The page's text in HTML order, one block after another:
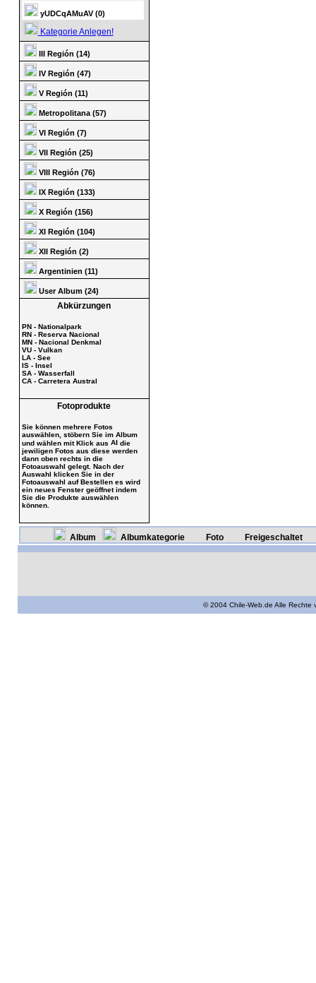
yUDCqAMuAV (0)
Kategorie Anlegen!
III Región (14)
IV Región (47)
V Región (11)
Metropolitana (57)
VI Región (7)
VII Región (25)
VIII Región (76)
IX Región (133)
X Región (156)
XI Región (104)
XII Región (2)
Argentinien (11)
User Album (24)
Abkürzungen
PN - Nationalpark
RN - Reserva Nacional
MN - Nacional Denkmal
VU - Vulkan
LA - See
IS - Insel
SA - Wasserfall
CA - Carretera Austral
Fotoprodukte
Sie können mehrere Fotos
auswählen, stöbern Sie im Album
und wählen mit Klick aus
die
jewiligen Fotos aus diese werden
dann oben rechts in die
Fotoauswahl gelegt. Nach der
Auswahl klicken Sie in der
Fotoauswahl auf Bestellen es wird
ein neues Fenster geöffnet indem
Sie die Produkte auswählen
können.
Album Albumkategorie Foto Freigeschaltet
© 2004 Chile-Web.de Alle Rechte